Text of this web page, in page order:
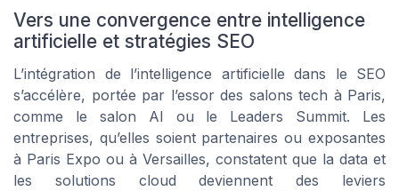
Vers une convergence entre intelligence
artificielle et stratégies SEO
L’intégration de l’intelligence artificielle dans le SEO
s’accélère, portée par l’essor des salons tech à Paris,
comme le salon AI ou le Leaders Summit. Les
entreprises, qu’elles soient partenaires ou exposantes
à Paris Expo ou à Versailles, constatent que la data et
les solutions cloud deviennent des leviers